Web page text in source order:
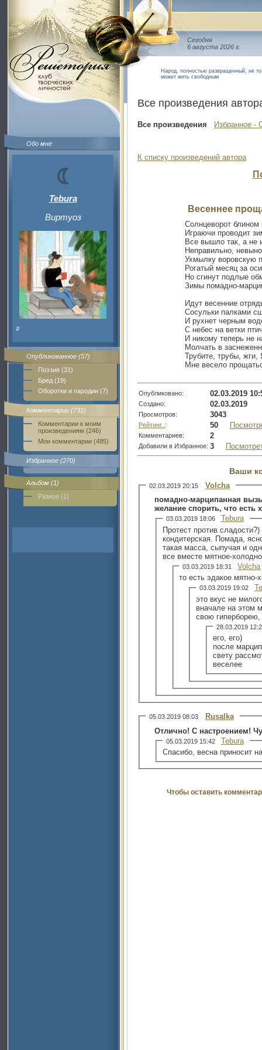
Обо мне
Tebura
Виртуоз
#
Опубликованное (57)
Поэзия (31)
Бред (19)
Оборотки и пародии (7)
Комментарии (731)
Комментарии к моим
произведениям (246)
Мои комментарии (485)
Избранное (270)
Альбом (1)
Разное (1)
Сегодня
6 августа 2026 г.
Народ, полностью развращенный, не
может жить свободным
Все произведения
Все произведения Избранное -
К списку произведений автора
Весеннее
Солнцеворот блином
Играючи проводит
Все вышло так, а не
Неправильно,
Ухмылку воровскую
Рогатый месяц за
Но сгинут подлые
Зимы помадно-
Идут весенние
Сосульки палками
И рухнет черным
С небес на ветки
И никому теперь не
Молчать в
Трубите, трубы, жги,
Мне весело
Опубликовано: 02.03.2019
Создано: 02.03.2019
Просмотров: 3043
Рейтинг.. : 50
Комментариев: 2
Добавили в Избранное: 3
Ваши
02.03.2019 20:15
Volcha
помадно-марципанная
желание спорить, что есть
03.03.2019 18:06
Tebura
Протест против
кондитерская. Помада,
такая масса, сыпучая и
все вместе мятное-
03.03.2019 18:31
Volcha
то есть эдакое
03.03.2019 19:02
это вкус не
вначале на этом
свою
28.03.2019
его, его)
после
свету
веселее
05.03.2019 08:03
Rusalka
Отлично! С настроением!
05.03.2019 15:42
Tebura
Спасибо, весна приносит
Чтобы оставить